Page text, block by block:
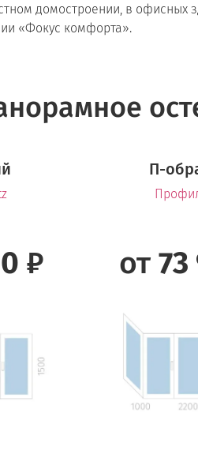
домостроении, в офисных
«Фокус комфорта».
₽
П-
от 73